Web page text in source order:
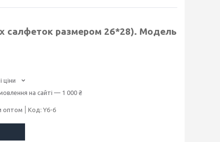
салфеток размером 26*28). Модель
ціни
на сайті — 1 000 ₴
оптом Код: Y6-6